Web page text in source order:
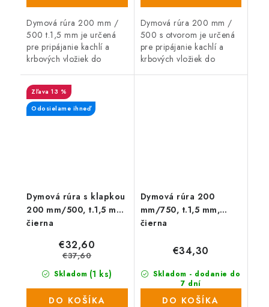
Dymová rúra 200 mm /
500 t.1,5 mm je určená
pre pripájanie kachlí a
krbových vložiek do
Dymová rúra 200 mm /
500 s otvorom je určená
pre pripájanie kachlí a
krbových vložiek do
Dymová rúra s klapkou
200 mm/500, t.1,5 mm,
čierna
13 %
Odosielame ihneď
Skladom (1 ks)
€32,60
€37,60
DO KOŠÍKA
Dymová rúra 200
mm/750, t.1,5 mm,
čierna
Skladom - dodanie do
7 dní
(12 ks)
€34,30
DO KOŠÍKA